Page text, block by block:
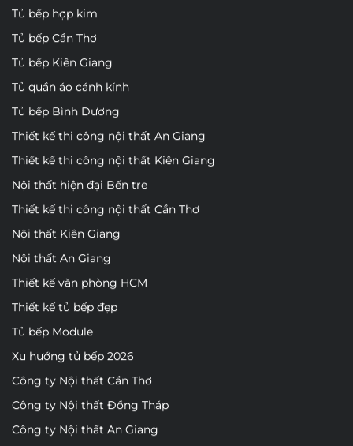
Tủ bếp hợp kim
Tủ bếp Cần Thơ
Tủ bếp Kiên Giang
Tủ quần áo cánh kính
Tủ bếp Bình Dương
Thiết kế thi công nội thất An Giang
Thiết kế thi công nội thất Kiên Giang
Nội thất hiện đại Bến tre
Thiết kế thi công nội thất Cần Thơ
Nội thất Kiên Giang
Nội thất An Giang
Thiết kế văn phòng HCM
Thiết kế tủ bếp đẹp
Tủ bếp Module
Xu hướng tủ bếp 2026
Công ty Nội thất Cần Thơ
Công ty Nội thất Đồng Tháp
Công ty Nội thất An Giang